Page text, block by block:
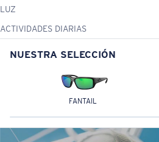
LUZ
ACTIVIDADES DIARIAS
NUESTRA SELECCIÓN
FANTAIL